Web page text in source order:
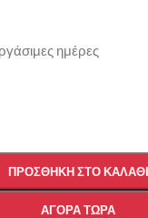
ημέρες
ΠΡΟΣΘΉΚΗ ΣΤΟ ΚΑΛΆΘΙ
ΑΓΟΡΆ ΤΏΡΑ